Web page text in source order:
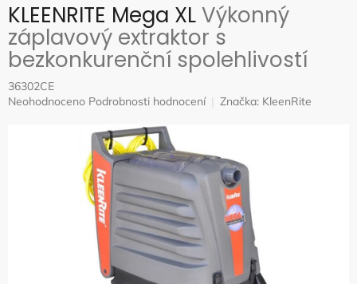
KLEENRITE Mega XLVýkonný
záplavový extraktor s
bezkonkurenční spolehlivostí
36302CE
Průměrné
Neohodnoceno Podrobnosti hodnocení Značka: KleenRite